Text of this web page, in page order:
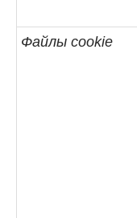
Файлы cookie